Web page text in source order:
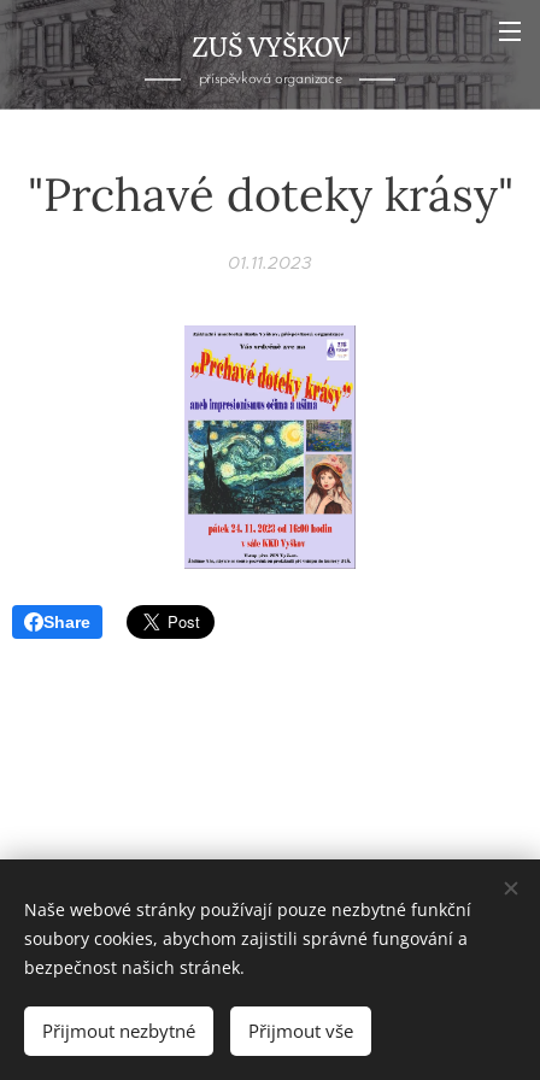
ZUŠ VYŠKOV
příspěvková organizace
"Prchavé doteky krásy"
01.11.2023
Share
ZUŠ VYŠKOV
Základní umělecká škola Vyškov,
příspěvková organizace
Naše webové stránky používají pouze nezbytné funkční
soubory cookies, abychom zajistili správné fungování a
bezpečnost našich stránek.
Přijmout nezbytné Přijmout vše